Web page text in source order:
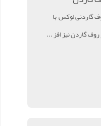
گاردنی لوکس با
روف گاردن نیز افز ...